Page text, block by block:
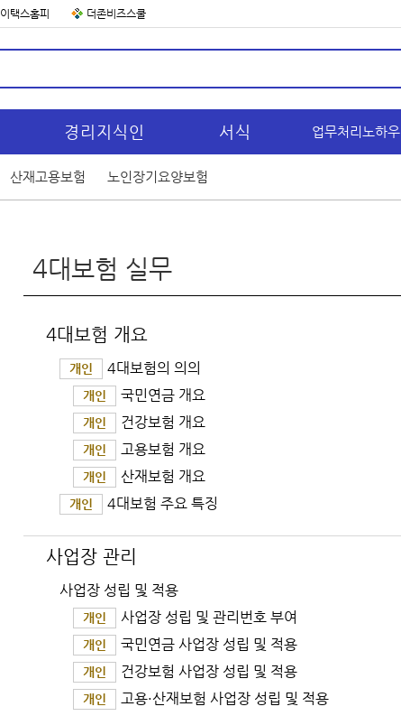
이택스홈피 더존비즈스쿨
경리지식인 서식 업무처리노하우
산재고용보험 노인장기요양보험
4대보험 실무
4대보험 개요
개인 4대보험의 의의
개인 국민연금 개요
개인 건강보험 개요
개인 고용보험 개요
개인 산재보험 개요
개인 4대보험 주요 특징
사업장 관리
사업장 성립 및 적용
개인 사업장 성립 및 관리번호 부여
개인 국민연금 사업장 성립 및 적용
개인 건강보험 사업장 성립 및 적용
개인
고용·산재보험 사업장 성립 및 적용